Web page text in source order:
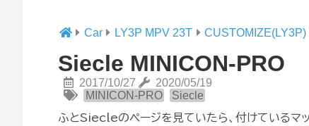
Car LY3P MPV 23T CUSTOMIZE(LY3P)
Siecle MINICON-PRO
2017/10/27
2020/05/19
MINICON-PRO
Siecle
ふとSiecleのページを見ていたら、付けているマ